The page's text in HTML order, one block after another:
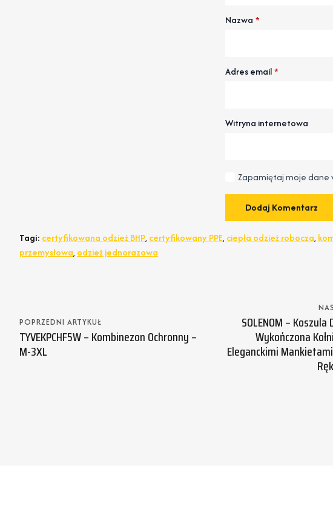
Nazwa *
Adres email*
Witryna internetowa
Zapamiętaj moje dane
Tagi: certyfikowana odzież BHP, certyfikowany PPE, ciepła odzież robocza,
przemysłowa, odzież jednorazowa
POPRZEDNI ARTYKUŁ
TYVEKPCHF5W – Kombinezon Ochronny –
M-3XL
SOLENOM –
Wykończona
Eleganckimi